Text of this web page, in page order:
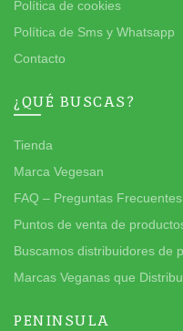
Política de cookies
Política de Sms y Whatsapp
Contacto
¿QUÉ BUSCAS?
Tienda
Marca Vegesan
FAQ – Preguntas Frecuentes
Puntos de venta de
Buscamos distribuidores de
Marcas Veganas que
PENINSULA